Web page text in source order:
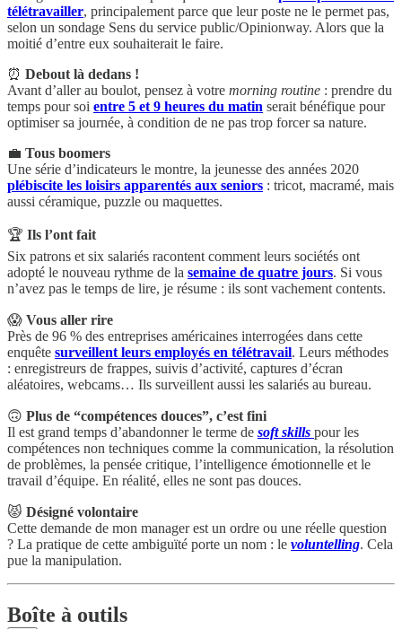
télétravailler, principalement parce que leur poste ne le permet pas,
selon un sondage Sens du service public/Opinionway. Alors que la
moitié d’entre eux souhaiterait le faire.
⏰ Debout là dedans !
Avant d’aller au boulot, pensez à votre morning routine : prendre du
temps pour soi entre 5 et 9 heures du matin serait bénéfique pour
optimiser sa journée, à condition de ne pas trop forcer sa nature.
💼 Tous boomers
Une série d’indicateurs le montre, la jeunesse des années 2020
plébiscite les loisirs apparentés aux seniors : tricot, macramé, mais
aussi céramique, puzzle ou maquettes.
🏆 Ils l’ont fait
Six patrons et six salariés racontent comment leurs sociétés ont
adopté le nouveau rythme de la semaine de quatre jours. Si vous
n’avez pas le temps de lire, je résume : ils sont vachement contents.
😱 Vous aller rire
Près de 96 % des entreprises américaines interrogées dans cette
enquête surveillent leurs employés en télétravail. Leurs méthodes
: enregistreurs de frappes, suivis d’activité, captures d’écran
aléatoires, webcams… Ils surveillent aussi les salariés au bureau.
🙃 Plus de “compétences douces”, c’est fini
Il est grand temps d’abandonner le terme de soft skills pour les
compétences non techniques comme la communication, la résolution
de problèmes, la pensée critique, l’intelligence émotionnelle et le
travail d’équipe. En réalité, elles ne sont pas douces.
😾 Désigné volontaire
Cette demande de mon manager est un ordre ou une réelle question
? La pratique de cette ambiguïté porte un nom : le voluntelling. Cela
pue la manipulation.
Boîte à outils